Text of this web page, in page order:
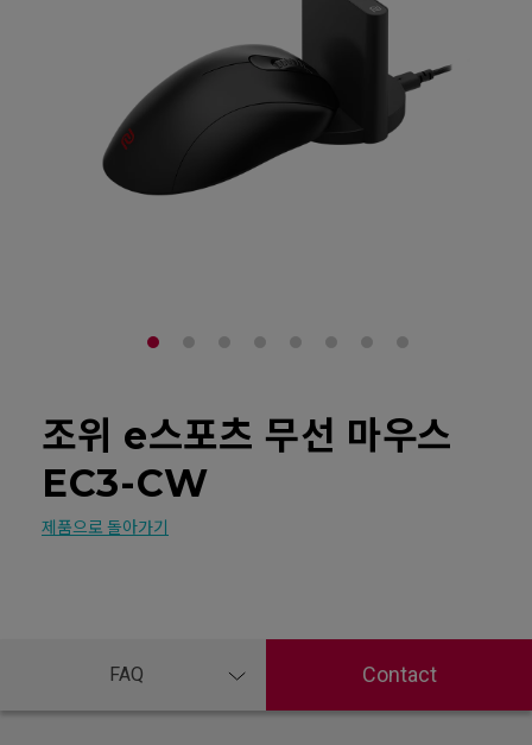
조위 e스포츠 무선 마우스
EC3-CW
제품으로 돌아가기
FAQ Contact